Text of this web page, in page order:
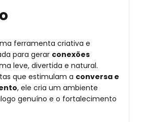
ferramenta criativa e
para gerar conexões
leve, divertida e natural.
que estimulam a conversa e
, ele cria um ambiente
genuíno e o fortalecimento